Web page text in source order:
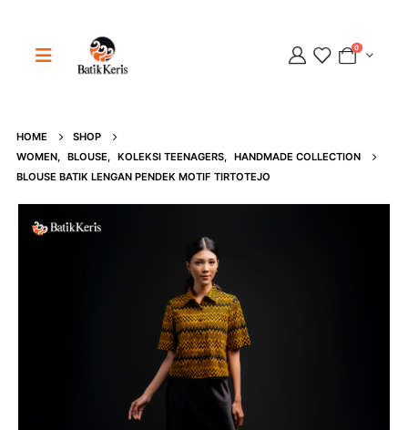
0
HOME
SHOP
WOMEN, BLOUSE, KOLEKSI TEENAGERS, HANDMADE COLLECTION
BLOUSE BATIK LENGAN PENDEK MOTIF TIRTOTEJO
Adipati
Online